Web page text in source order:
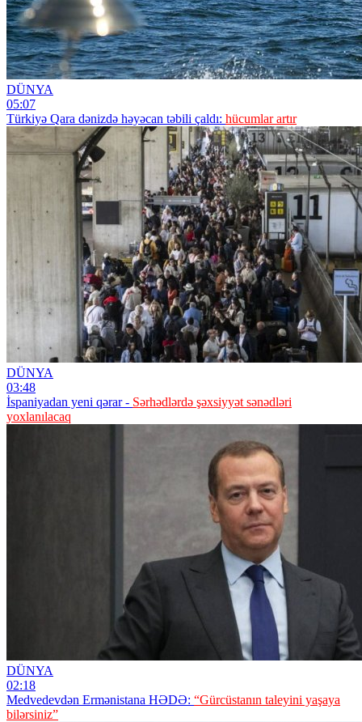
DÜNYA
05:07
Türkiyə Qara dənizdə həyəcan təbili çaldı: hücumlar artır
DÜNYA
03:48
İspaniyadan yeni qərar - Sərhədlərdə şəxsiyyət sənədləri
yoxlanılacaq
DÜNYA
02:18
Medvedevdən Ermənistana HƏDƏ: “Gürcüstanın taleyini yaşaya
bilərsiniz”